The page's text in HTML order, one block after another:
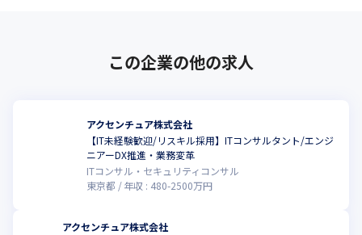
この企業の他の求人
アクセンチュア株式会社
【IT未経験歓迎/リスキル採用】ITコンサルタント/エンジ
ニアーDX推進・業務変革
ITコンサル・セキュリティコンサル
東京都
年収 : 480-2500万円
アクセンチュア株式会社